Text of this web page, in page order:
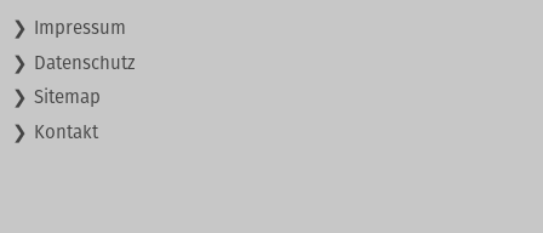
Navigation
Impressum
Datenschutz
Sitemap
Kontakt